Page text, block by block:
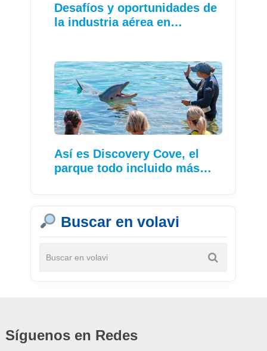
Desafíos y oportunidades de
la industria aérea en…
Así es Discovery Cove, el
parque todo incluido más…
Buscar en volavi
Síguenos en Redes